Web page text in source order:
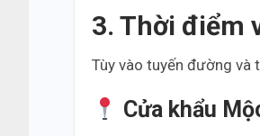
3. Thời điểm
Tùy vào tuyến đường và
Cửa khẩu